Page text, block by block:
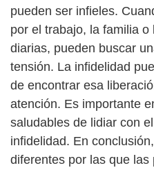
pueden ser infieles.
por el trabajo, la familia
diarias, pueden buscar
tensión. La infidelidad
de encontrar esa
atención. Es importante
saludables de lidiar con
infidelidad. En
diferentes por las que